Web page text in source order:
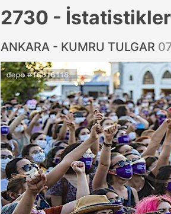
2730 -
ANKARA - KUMRU TULGAR